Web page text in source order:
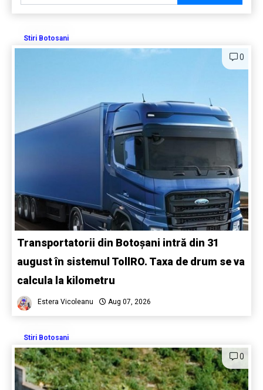
Stiri Botosani
0
Transportatorii din Botoșani intră din 31
august în sistemul TollRO. Taxa de drum se va
calcula la kilometru
Estera Vicoleanu Aug 07, 2026
Stiri Botosani
0